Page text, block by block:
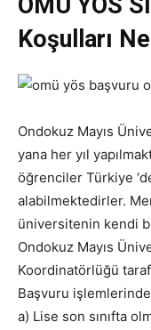
Koşulları
Ondokuz Mayıs
yana her yıl
öğrenciler Türkiye
alabilmektedirler.
üniversitenin kendi
Ondokuz Mayıs
Koordinatörlüğü
Başvuru
a) Lise son sınıfta